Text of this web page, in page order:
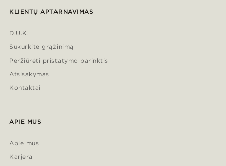
KLIENTŲ APTARNAVIMAS
D.U.K.
Sukurkite grąžinimą
Peržiūrėti pristatymo parinktis
Atsisakymas
Kontaktai
APIE MUS
Apie mus
Karjera